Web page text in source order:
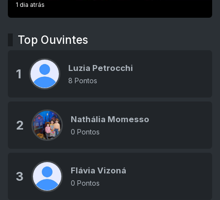
1 dia atrás
Top Ouvintes
1 Luzia Petrocchi
8 Pontos
2 Nathália Momesso
0 Pontos
3 Flávia Vizoná
0 Pontos